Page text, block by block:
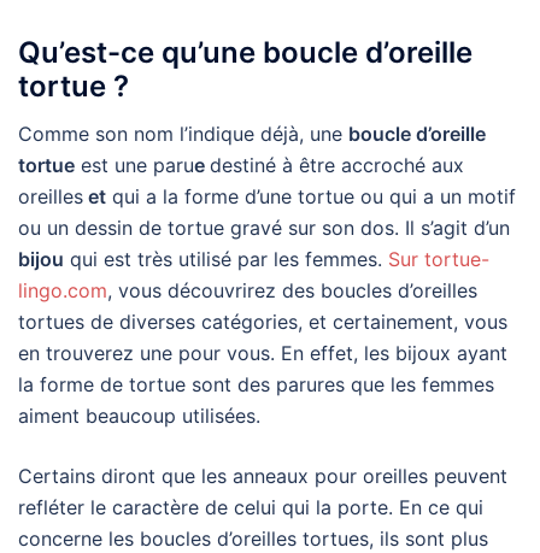
Qu’est-ce qu’une boucle d’oreille
tortue ?
Comme son nom l’indique déjà, une boucle d’oreille
tortue est une parue destiné à être accroché aux
oreilles et qui a la forme d’une tortue ou qui a un motif
ou un dessin de tortue gravé sur son dos. Il s’agit d’un
bijou qui est très utilisé par les femmes. Sur tortue-
lingo.com, vous découvrirez des boucles d’oreilles
tortues de diverses catégories, et certainement, vous
en trouverez une pour vous. En effet, les bijoux ayant
la forme de tortue sont des parures que les femmes
aiment beaucoup utilisées.
Certains diront que les anneaux pour oreilles peuvent
refléter le caractère de celui qui la porte. En ce qui
concerne les boucles d’oreilles tortues, ils sont plus